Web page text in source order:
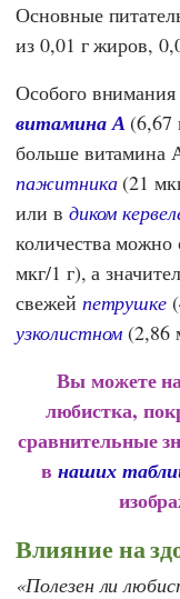
Основные
из 0,01 г жиров,
Особого внимания
витамина А(6,67
больше витамина
пажитника(21
или в диком
количества
мкг/1 г), а
свежей петрушке
узколистном (2,86
Вы можете
любистка,
сравнительные
в наших
Влияние на
Полезен ли